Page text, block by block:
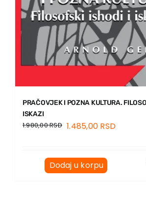
PRAČOVJEK I POZNA KULTURA.
ISKAZI
1.980,00RSD 1.485,00 RSD
Dodaj u korpu